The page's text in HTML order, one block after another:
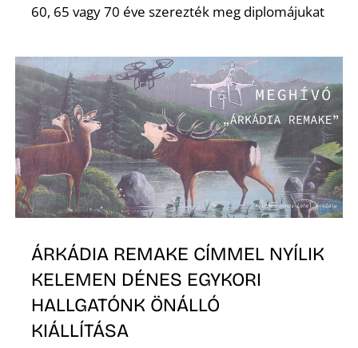
60, 65 vagy 70 éve szerezték meg diplomájukat
ÁRKÁDIA REMAKE CÍMMEL NYÍLIK
KELEMEN DÉNES EGYKORI
HALLGATÓNK ÖNÁLLÓ
KIÁLLÍTÁSA